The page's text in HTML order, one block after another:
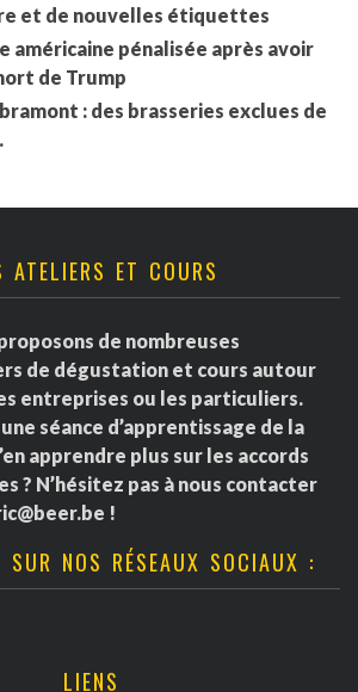
et de nouvelles étiquettes
américaine pénalisée après avoir
de Trump
: des brasseries exclues de
ATELIERS ET COURS
de nombreuses
de dégustation et cours autour
entreprises ou les particuliers.
séance d’apprentissage de la
apprendre plus sur les accords
? N’hésitez pas à nous contacter
!
SUR NOS RÉSEAUX SOCIAUX :
LIENS